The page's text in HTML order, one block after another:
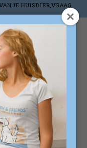
JE HUISDIER,VRAAG
Verlanglijst
Je Hond